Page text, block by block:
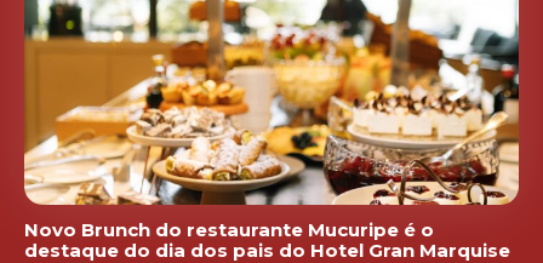
Novo Brunch do restaurante Mucuripe é o
destaque do dia dos pais do Hotel Gran Marquise